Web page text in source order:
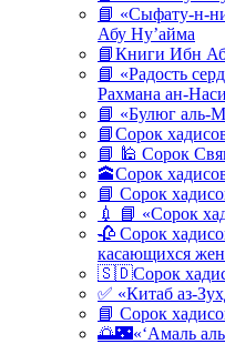
📘 «Сыфату-н-
Абу Ну’айма
📘Книги Ибн
📘 «Радость
Рахмана ан-
📘 «Булюг аль-
📘Сорок
📘 🕌 Сорок
🕋Сорок
📘 Сорок
💉 📘 «Сорок
🥀 Сорок
касающихся
🇸🇩Сорок
✅ «Китаб аз-
📘 Сорок
🌅🌃«‘Амаль